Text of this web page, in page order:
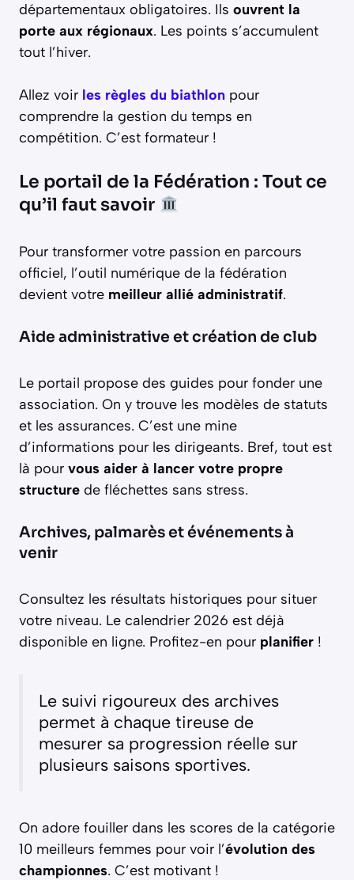
départementaux obligatoires. Ils ouvrent la
porte aux régionaux. Les points s’accumulent
tout l’hiver.
Allez voir les règles du biathlon pour
comprendre la gestion du temps en
compétition. C’est formateur !
Le portail de la Fédération : Tout ce
qu’il faut savoir
Pour transformer votre passion en parcours
officiel, l’outil numérique de la fédération
devient votre meilleur allié administratif.
Aide administrative et création de club
Le portail propose des guides pour fonder une
association. On y trouve les modèles de statuts
et les assurances. C’est une mine
d’informations pour les dirigeants. Bref, tout est
là pour vous aider à lancer votre propre
structure de fléchettes sans stress.
Archives, palmarès et événements à
venir
Consultez les résultats historiques pour situer
votre niveau. Le calendrier 2026 est déjà
disponible en ligne. Profitez-en pour planifier !
Le suivi rigoureux des archives
permet à chaque tireuse de
mesurer sa progression réelle sur
plusieurs saisons sportives.
On adore fouiller dans les scores de la catégorie
10 meilleurs femmes pour voir l’évolution des
championnes. C’est motivant !